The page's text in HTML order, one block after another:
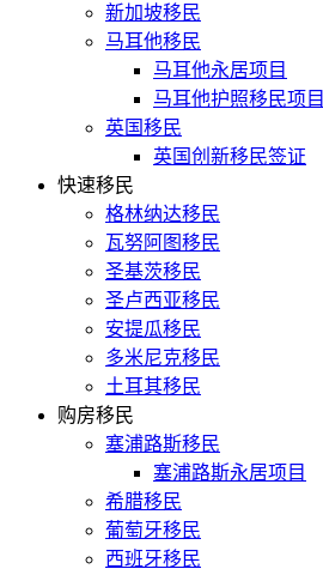
新加坡移民
马耳他移民
马耳他永居项目
马耳他护照移民项目
英国移民
英国创新移民签证
快速移民
格林纳达移民
瓦努阿图移民
圣基茨移民
圣卢西亚移民
安提瓜移民
多米尼克移民
土耳其移民
购房移民
塞浦路斯移民
塞浦路斯永居项目
希腊移民
葡萄牙移民
西班牙移民